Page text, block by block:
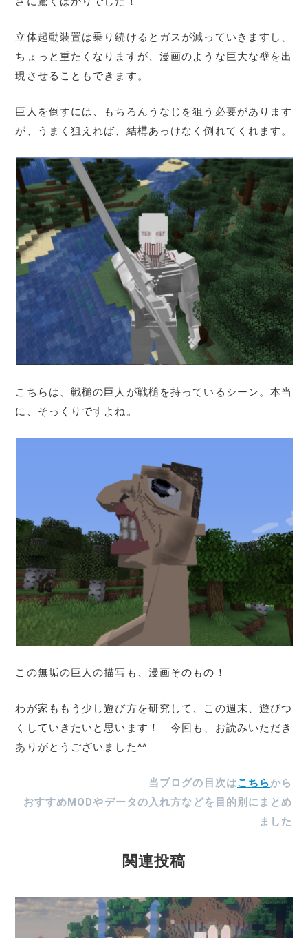
立体起動装置は乗り続けるとガスが減っていきますし、
ちょっと重たくなりますが、漫画のような巨大な壁を出
現させることもできます。
巨人を倒すには、もちろんうなじを狙う必要があります
が、うまく狙えれば、結構あっけなく倒れてくれます。
こちらは、戦槌の巨人が戦槌を持っているシーン。本当
に、そっくりですよね。
この無垢の巨人の描写も、漫画そのもの！
わが家ももう少し遊び方を研究して、この週末、遊びつ
くしていきたいと思います！ 今回も、お読みいただき
ありがとうございました^^
当ブログの目次はこちらから
おすすめMODやデータの入れ方などを目的別にまとめ
ました
関連投稿